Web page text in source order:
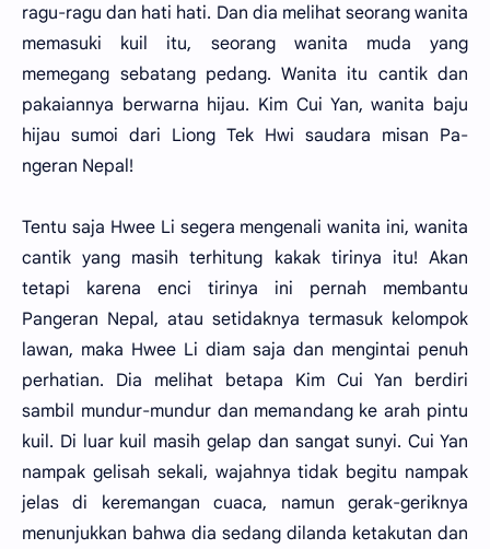
ragu-ragu dan hati hati. Dan dia melihat seorang wanita
memasuki kuil itu, seorang wanita muda yang
memegang sebatang pedang. Wanita itu cantik dan
pakaiannya berwarna hijau. Kim Cui Yan, wanita baju
hijau sumoi dari Liong Tek Hwi saudara misan Pa-
ngeran Nepal!
Tentu saja Hwee Li segera mengenali wanita ini, wanita
cantik yang masih terhitung kakak tirinya itu! Akan
tetapi karena enci tirinya ini pernah membantu
Pangeran Nepal, atau setidaknya termasuk kelompok
lawan, maka Hwee Li diam saja dan mengintai penuh
perhatian. Dia melihat betapa Kim Cui Yan berdiri
sambil mundur-mundur dan memandang ke arah pintu
kuil. Di luar kuil masih gelap dan sangat sunyi. Cui Yan
nampak gelisah sekali, wajahnya tidak begitu nampak
jelas di keremangan cuaca, namun gerak-geriknya
menunjukkan bahwa dia sedang dilanda ketakutan dan